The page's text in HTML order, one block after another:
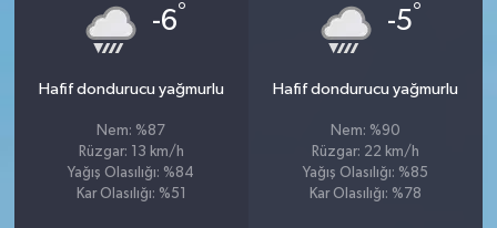
-6°
Hafif dondurucu yağmurlu
Nem: %87
Rüzgar: 13 km/h
Yağış Olasılığı: %84
Kar Olasılığı: %51
-5°
Hafif dondurucu yağmurlu
Nem: %90
Rüzgar: 22 km/h
Yağış Olasılığı: %85
Kar Olasılığı: %78